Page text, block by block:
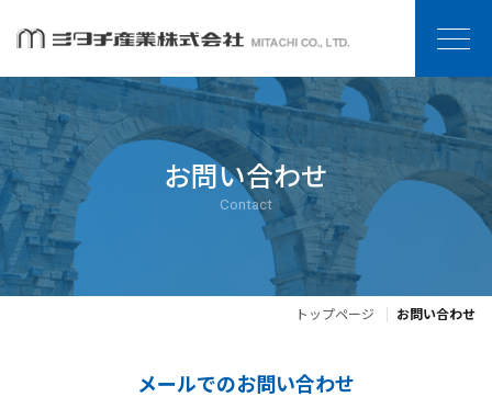
お問い合わせ
Contact
トップページ お問い合わせ
メールでのお問い合わせ